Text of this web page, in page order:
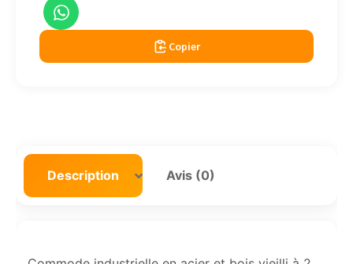
Copier
Description Avis (0)